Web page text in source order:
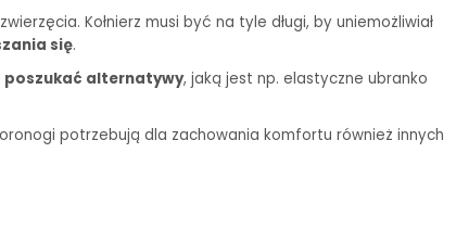
Kołnierz musi być na tyle długi, by uniemożliwiał
się.
poszukać alternatywy, jaką jest np. elastyczne ubranko
potrzebują dla zachowania komfortu również innych